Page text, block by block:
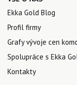
Ekka Gold Blog
Profil firmy
Grafy vývoje cen
Spolupráce s Ekka
Kontakty